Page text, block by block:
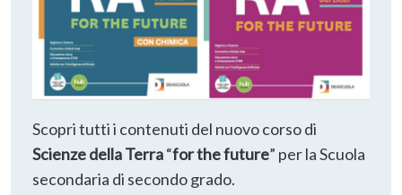
Scopri tutti i contenuti del nuovo corso di
Scienze della Terra“for the future” per la Scuola
secondaria di secondo grado.